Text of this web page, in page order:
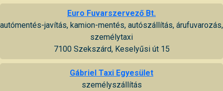
Euro Fuvarszervező Bt.
autómentés-javítás, kamion-mentés, autószállítás, árufuvarozás,
személytaxi
7100 Szekszárd, Keselyűsi út 15
Gábriel Taxi Egyesület
személyszállítás